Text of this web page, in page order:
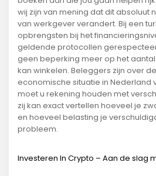
wij zijn van mening dat dit absoluut
van werkgever verandert. Bij een
opbrengsten bij het
geldende protocollen
geen beperking meer op het
kan winkelen. Beleggers zijn over
economische situatie in Nederland
moet u rekening houden met
zij kan exact vertellen hoeveel je
en hoeveel belasting je
probleem.
Investeren In Crypto – Aan de slag